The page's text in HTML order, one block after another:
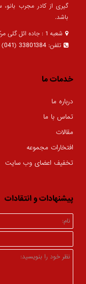
گیری از کادر مجرب
باشد.
شعبه 1 : جاده ائل گلی مرکزخرید ستاره امید طبقه منفی یک پلاک 33
تلفن: 33801384 (041)
خدمات ما
درباره ما
تماس با ما
مقالات
افتخارات مجموعه
تخفیف اعضای وب سایت
پیشنهادات و انتقادات